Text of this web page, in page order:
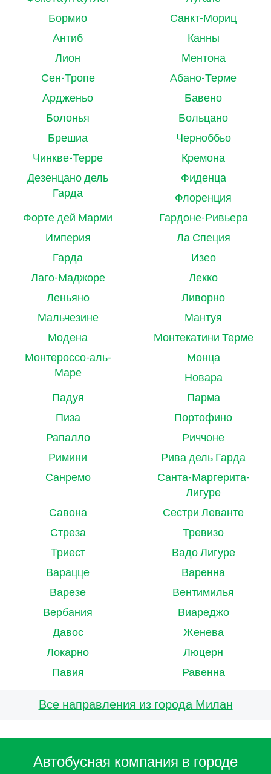
Бормио
Санкт-Мориц
Антиб
Канны
Лион
Ментона
Сен-Тропе
Абано-Терме
Ардженьо
Бавено
Болонья
Больцано
Брешиа
Черноббьо
Чинкве-Терре
Кремона
Дезенцано дель
Гарда
Фиденца
Флоренция
Форте дей Марми
Гардоне-Ривьера
Империя
Ла Специя
Гарда
Изео
Лаго-Маджоре
Лекко
Леньяно
Ливорно
Мальчезине
Мантуя
Модена
Монтекатини Терме
Монтероссо-аль-
Маре
Монца
Новара
Падуя
Парма
Пиза
Портофино
Рапалло
Риччоне
Римини
Рива дель Гарда
Санремо
Санта-Маргерита-
Лигуре
Савона
Сестри Леванте
Стреза
Тревизо
Триест
Вадо Лигуре
Варацце
Варенна
Варезе
Вентимилья
Вербания
Виареджо
Давос
Женева
Локарно
Люцерн
Павия
Равенна
Все направления из города Милан
Автобусная компания в городе